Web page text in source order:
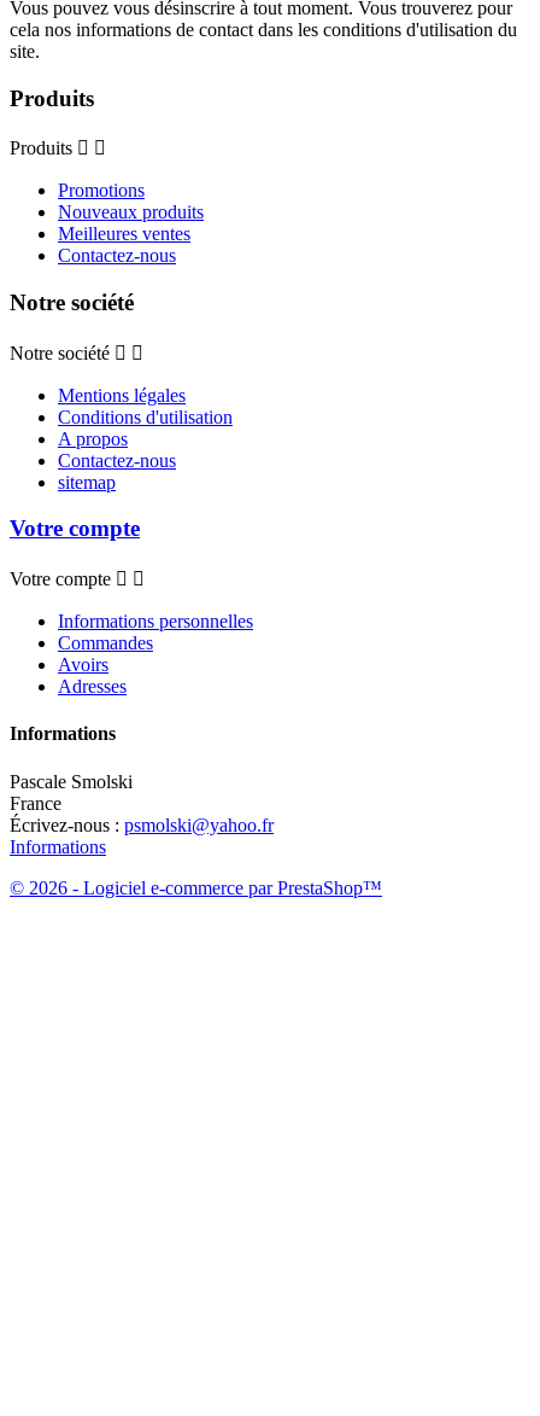
Vous pouvez vous désinscrire à tout moment. Vous trouverez pour
cela nos informations de contact dans les conditions d'utilisation du
site.
Produits
Produits  
Promotions
Nouveaux produits
Meilleures ventes
Contactez-nous
Notre société
Notre société  
Mentions légales
Conditions d'utilisation
A propos
Contactez-nous
sitemap
Votre compte
Votre compte  
Informations personnelles
Commandes
Avoirs
Adresses
Informations
Pascale Smolski
France
Écrivez-nous : psmolski@yahoo.fr
Informations
© 2026 - Logiciel e-commerce par PrestaShop™